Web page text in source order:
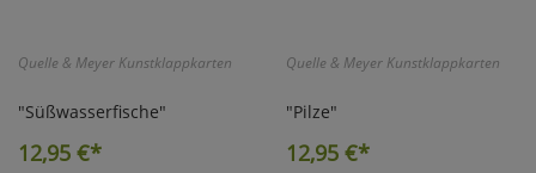
Quelle & Meyer Kunstklappkarten
"Süßwasserfische"
12,95 €*
Quelle & Meyer Kunstklappkarten
"Pilze"
12,95 €*